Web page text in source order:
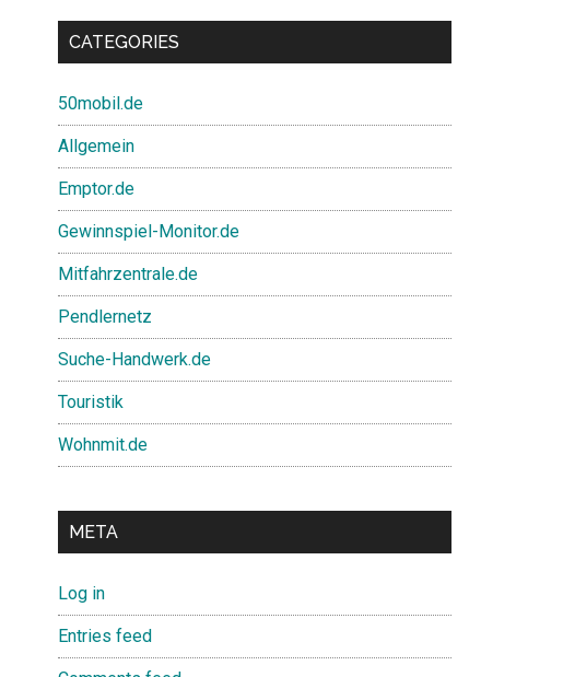
CATEGORIES
50mobil.de
Allgemein
Emptor.de
Gewinnspiel-Monitor.de
Mitfahrzentrale.de
Pendlernetz
Suche-Handwerk.de
Touristik
Wohnmit.de
META
Log in
Entries feed